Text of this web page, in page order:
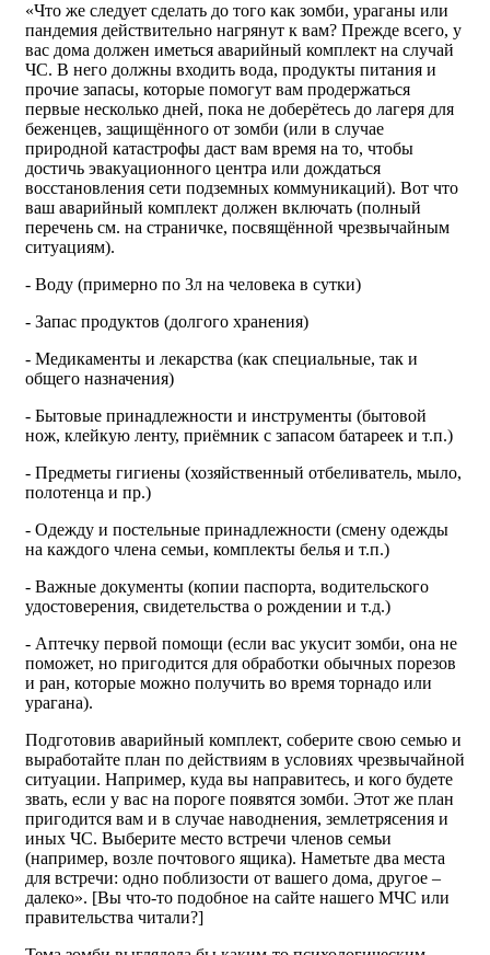
«Что же следует сделать до того как зомби, ураганы или
пандемия действительно нагрянут к вам? Прежде всего, у
вас дома должен иметься аварийный комплект на случай
ЧС. В него должны входить вода, продукты питания и
прочие запасы, которые помогут вам продержаться
первые несколько дней, пока не доберётесь до лагеря для
беженцев, защищённого от зомби (или в случае
природной катастрофы даст вам время на то, чтобы
достичь эвакуационного центра или дождаться
восстановления сети подземных коммуникаций). Вот что
ваш аварийный комплект должен включать (полный
перечень см. на страничке, посвящённой чрезвычайным
ситуациям).
- Воду (примерно по 3л на человека в сутки)
- Запас продуктов (долгого хранения)
- Медикаменты и лекарства (как специальные, так и
общего назначения)
- Бытовые принадлежности и инструменты (бытовой
нож, клейкую ленту, приёмник с запасом батареек и т.п.)
- Предметы гигиены (хозяйственный отбеливатель, мыло,
полотенца и пр.)
- Одежду и постельные принадлежности (смену одежды
на каждого члена семьи, комплекты белья и т.п.)
- Важные документы (копии паспорта, водительского
удостоверения, свидетельства о рождении и т.д.)
- Аптечку первой помощи (если вас укусит зомби, она не
поможет, но пригодится для обработки обычных порезов
и ран, которые можно получить во время торнадо или
урагана).
Подготовив аварийный комплект, соберите свою семью и
выработайте план по действиям в условиях чрезвычайной
ситуации. Например, куда вы направитесь, и кого будете
звать, если у вас на пороге появятся зомби. Этот же план
пригодится вам и в случае наводнения, землетрясения и
иных ЧС. Выберите место встречи членов семьи
(например, возле почтового ящика). Наметьте два места
для встречи: одно поблизости от вашего дома, другое –
далеко». [Вы что-то подобное на сайте нашего МЧС или
правительства читали?]